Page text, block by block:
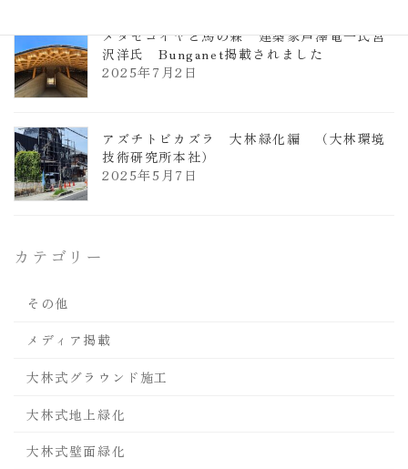
メタセコイヤと馬の森 建築家芦澤竜一氏宮
沢洋氏 Bunganet掲載されました
2025年7月2日
アズチトビカズラ 大林緑化編 （大林環境
技術研究所本社）
2025年5月7日
カテゴリー
その他
メディア掲載
大林式グラウンド施工
大林式地上緑化
大林式壁面緑化